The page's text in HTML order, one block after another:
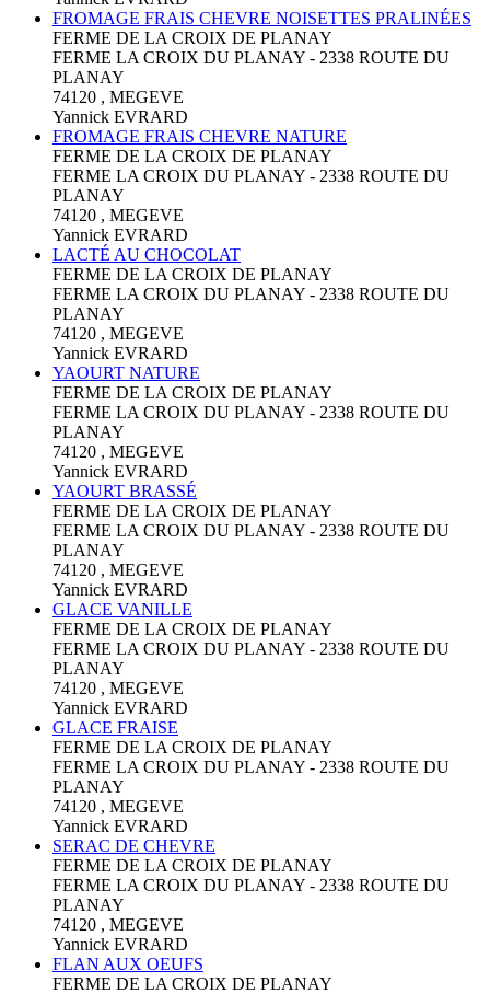
FROMAGE FRAIS CHEVRE NOISETTES PRALINÉES
FERME DE LA CROIX DE PLANAY
FERME LA CROIX DU PLANAY - 2338 ROUTE DU
PLANAY
74120 , MEGEVE
Yannick EVRARD
FROMAGE FRAIS CHEVRE NATURE
FERME DE LA CROIX DE PLANAY
FERME LA CROIX DU PLANAY - 2338 ROUTE DU
PLANAY
74120 , MEGEVE
Yannick EVRARD
LACTÉ AU CHOCOLAT
FERME DE LA CROIX DE PLANAY
FERME LA CROIX DU PLANAY - 2338 ROUTE DU
PLANAY
74120 , MEGEVE
Yannick EVRARD
YAOURT NATURE
FERME DE LA CROIX DE PLANAY
FERME LA CROIX DU PLANAY - 2338 ROUTE DU
PLANAY
74120 , MEGEVE
Yannick EVRARD
YAOURT BRASSÉ
FERME DE LA CROIX DE PLANAY
FERME LA CROIX DU PLANAY - 2338 ROUTE DU
PLANAY
74120 , MEGEVE
Yannick EVRARD
GLACE VANILLE
FERME DE LA CROIX DE PLANAY
FERME LA CROIX DU PLANAY - 2338 ROUTE DU
PLANAY
74120 , MEGEVE
Yannick EVRARD
GLACE FRAISE
FERME DE LA CROIX DE PLANAY
FERME LA CROIX DU PLANAY - 2338 ROUTE DU
PLANAY
74120 , MEGEVE
Yannick EVRARD
SERAC DE CHEVRE
FERME DE LA CROIX DE PLANAY
FERME LA CROIX DU PLANAY - 2338 ROUTE DU
PLANAY
74120 , MEGEVE
Yannick EVRARD
FLAN AUX OEUFS
FERME DE LA CROIX DE PLANAY